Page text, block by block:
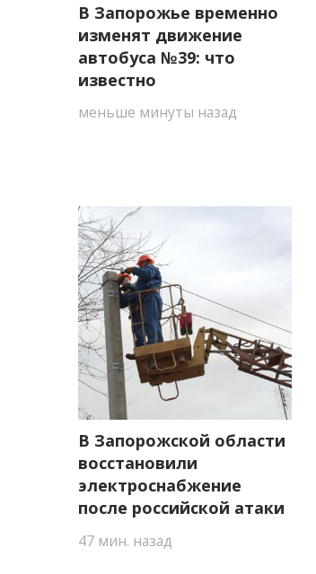
В Запорожье временно
изменят движение
автобуса №39: что
известно
меньше минуты назад
В Запорожской области
восстановили
электроснабжение
после российской атаки
47 мин. назад